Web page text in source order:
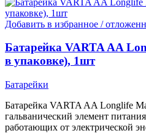
Добавить в избранное /
Батарейка VARTA AA
в упаковке), 1шт
Батарейки
Батарейка VARTA AA Longlife
гальванический элемент
работающих от электрической